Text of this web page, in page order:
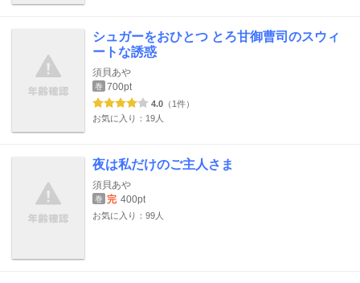
シュガーをおひとつ とろ甘御曹司のスウィ
ートな誘惑
須貝あや
巻 700pt
4.0 （1件）
お気に入り：19人
夜は私だけのご主人さま
須貝あや
巻 完 400pt
お気に入り：99人